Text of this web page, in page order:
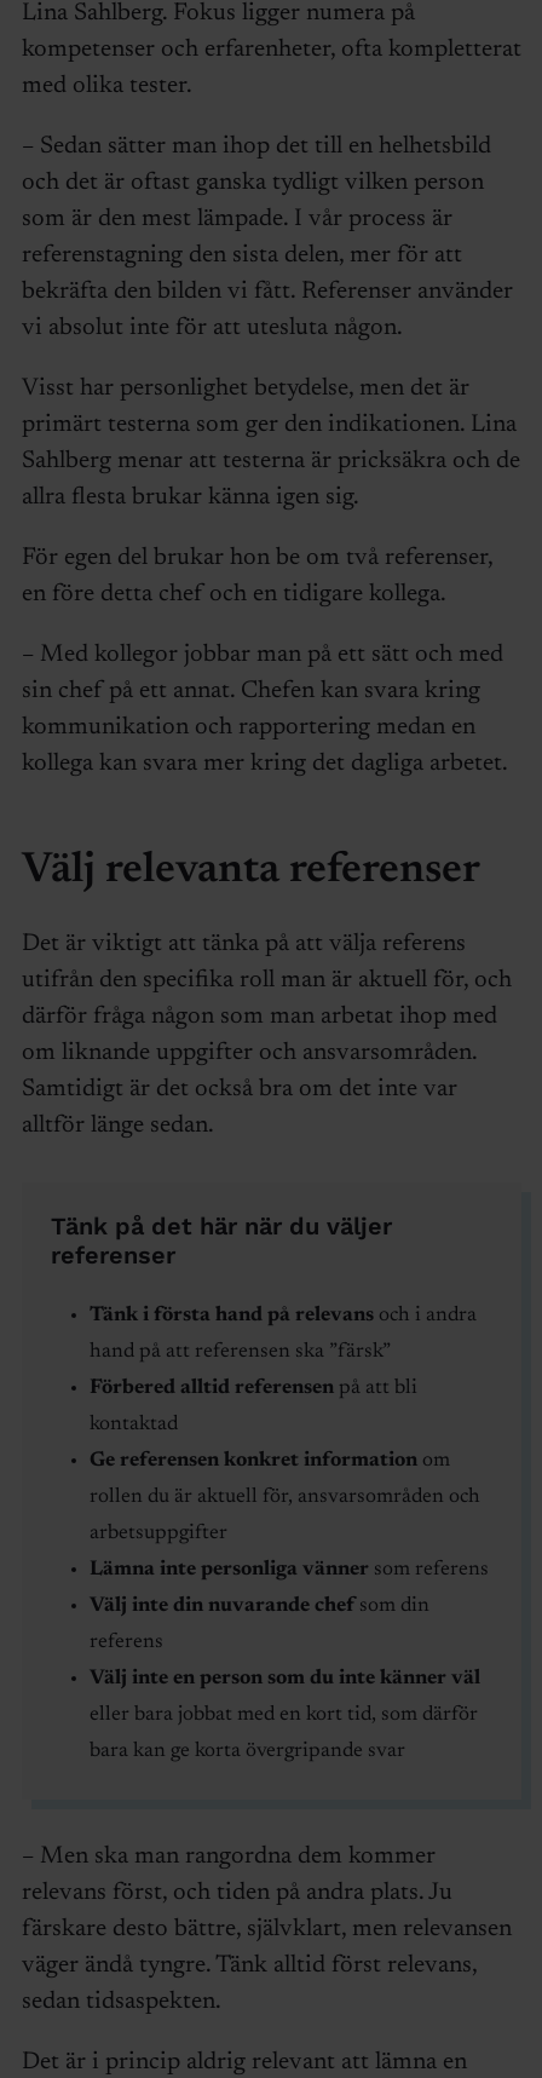
Lina Sahlberg. Fokus ligger numera på
kompetenser och erfarenheter, ofta kompletterat
med olika tester.
– Sedan sätter man ihop det till en helhetsbild
och det är oftast ganska tydligt vilken person
som är den mest lämpade. I vår process är
referenstagning den sista delen, mer för att
bekräfta den bilden vi fått. Referenser använder
vi absolut inte för att utesluta någon.
Visst har personlighet betydelse, men det är
primärt testerna som ger den indikationen. Lina
Sahlberg menar att testerna är pricksäkra och de
allra flesta brukar känna igen sig.
För egen del brukar hon be om två referenser,
en före detta chef och en tidigare kollega.
– Med kollegor jobbar man på ett sätt och med
sin chef på ett annat. Chefen kan svara kring
kommunikation och rapportering medan en
kollega kan svara mer kring det dagliga arbetet.
Välj relevanta referenser
Det är viktigt att tänka på att välja referens
utifrån den specifika roll man är aktuell för, och
därför fråga någon som man arbetat ihop med
om liknande uppgifter och ansvarsområden.
Samtidigt är det också bra om det inte var
alltför länge sedan.
Tänk på det här när du väljer
referenser
Tänk i första hand på relevansoch i andra
hand på att referensen ska ”färsk”
Förbered alltid referensenpå att bli
kontaktad
Ge referensen konkret informationom
rollen du är aktuell för, ansvarsområden och
arbetsuppgifter
Lämna inte personliga vännersom referens
Välj inte din nuvarande chef som din
referens
Välj inte en person som du inte känner väl
eller bara jobbat med en kort tid, som därför
bara kan ge korta övergripande svar
– Men ska man rangordna dem kommer
relevans först, och tiden på andra plats. Ju
färskare desto bättre, självklart, men relevansen
väger ändå tyngre. Tänk alltid först relevans,
sedan tidsaspekten.
Det är i princip aldrig relevant att lämna en